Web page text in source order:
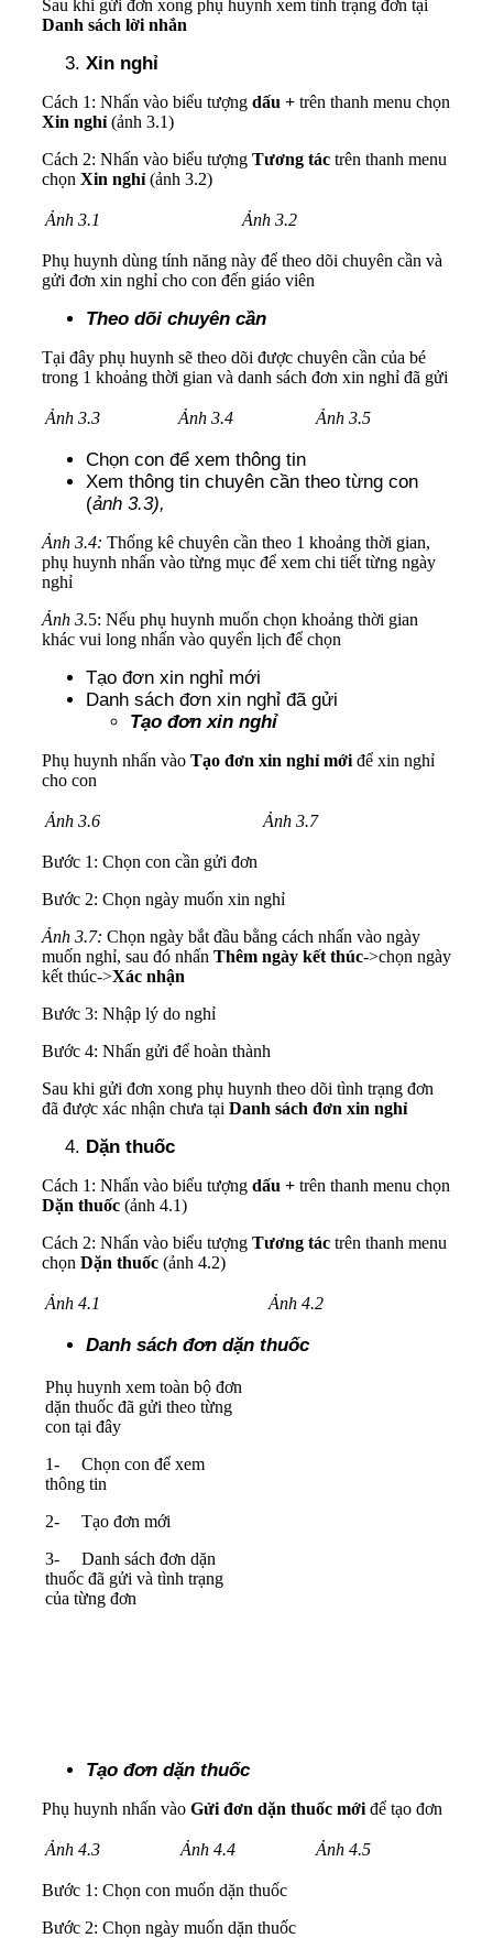
Sau khi gửi đơn xong phụ huynh xem tình trạng đơn tại
Danh sách lời nhắn
Xin nghỉ
Cách 1: Nhấn vào biểu tượng dấu + trên thanh menu chọn
Xin nghỉ (ảnh 3.1)
Cách 2: Nhấn vào biểu tượng Tương tác trên thanh menu
chọn Xin nghỉ (ảnh 3.2)
Ảnh 3.1 Ảnh 3.2
Phụ huynh dùng tính năng này để theo dõi chuyên cần và
gửi đơn xin nghỉ cho con đến giáo viên
Theo dõi chuyên cần
Tại đây phụ huynh sẽ theo dõi được chuyên cần của bé
trong 1 khoảng thời gian và danh sách đơn xin nghỉ đã gửi
Ảnh 3.3 Ảnh 3.4 Ảnh 3.5
Chọn con để xem thông tin
Xem thông tin chuyên cần theo từng con
(ảnh 3.3),
Ảnh 3.4: Thống kê chuyên cần theo 1 khoảng thời gian,
phụ huynh nhấn vào từng mục để xem chi tiết từng ngày
nghỉ
Ảnh 3.5: Nếu phụ huynh muốn chọn khoảng thời gian
khác vui long nhấn vào quyển lịch để chọn
Tạo đơn xin nghỉ mới
Danh sách đơn xin nghỉ đã gửi
Tạo đơn xin nghỉ
Phụ huynh nhấn vào Tạo đơn xin nghỉ mới để xin nghỉ
cho con
Ảnh 3.6 Ảnh 3.7
Bước 1: Chọn con cần gửi đơn
Bước 2: Chọn ngày muốn xin nghỉ
Ảnh 3.7: Chọn ngày bắt đầu bằng cách nhấn vào ngày
muốn nghỉ, sau đó nhấn Thêm ngày kết thúc->chọn ngày
kết thúc->Xác nhận
Bước 3: Nhập lý do nghỉ
Bước 4: Nhấn gửi để hoàn thành
Sau khi gửi đơn xong phụ huynh theo dõi tình trạng đơn
đã được xác nhận chưa tại Danh sách đơn xin nghỉ
Dặn thuốc
Cách 1: Nhấn vào biểu tượng dấu + trên thanh menu chọn
Dặn thuốc (ảnh 4.1)
Cách 2: Nhấn vào biểu tượng Tương tác trên thanh menu
chọn Dặn thuốc (ảnh 4.2)
Ảnh 4.1 Ảnh 4.2
Danh sách đơn dặn thuốc
Phụ huynh xem toàn bộ đơn
dặn thuốc đã gửi theo từng
con tại đây
1- Chọn con để xem
thông tin
2- Tạo đơn mới
3- Danh sách đơn dặn
thuốc đã gửi và tình trạng
của từng đơn
Tạo đơn dặn thuốc
Phụ huynh nhấn vào Gửi đơn dặn thuốc mới để tạo đơn
Ảnh 4.3 Ảnh 4.4 Ảnh 4.5
Bước 1: Chọn con muốn dặn thuốc
Bước 2: Chọn ngày muốn dặn thuốc